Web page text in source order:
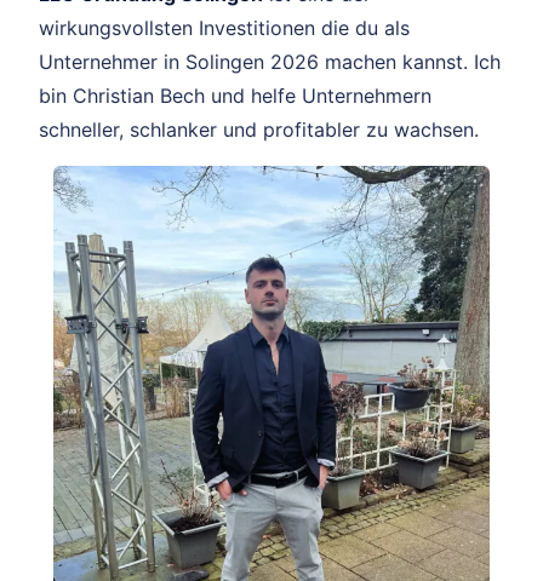
wirkungsvollsten Investitionen die du als
Unternehmer in Solingen 2026 machen kannst. Ich
bin Christian Bech und helfe Unternehmern
schneller, schlanker und profitabler zu wachsen.